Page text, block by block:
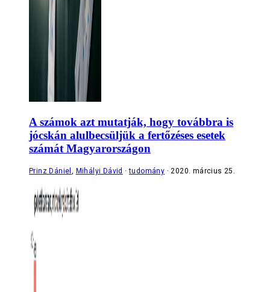
A számok azt mutatják, hogy továbbra is
jócskán alulbecsüljük a fertőzéses esetek
számát Magyarországon
Prinz Dániel , Mihályi Dávid tudomány 2020. március 25.